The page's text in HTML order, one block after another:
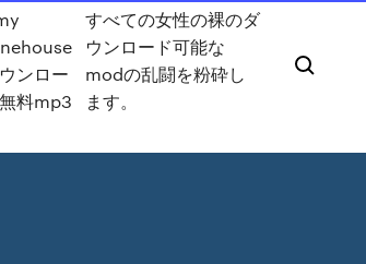
ンロー
料mp3
すべての女性の裸のダ
ウンロード可能な
modの乱闘を粉砕し
ます。